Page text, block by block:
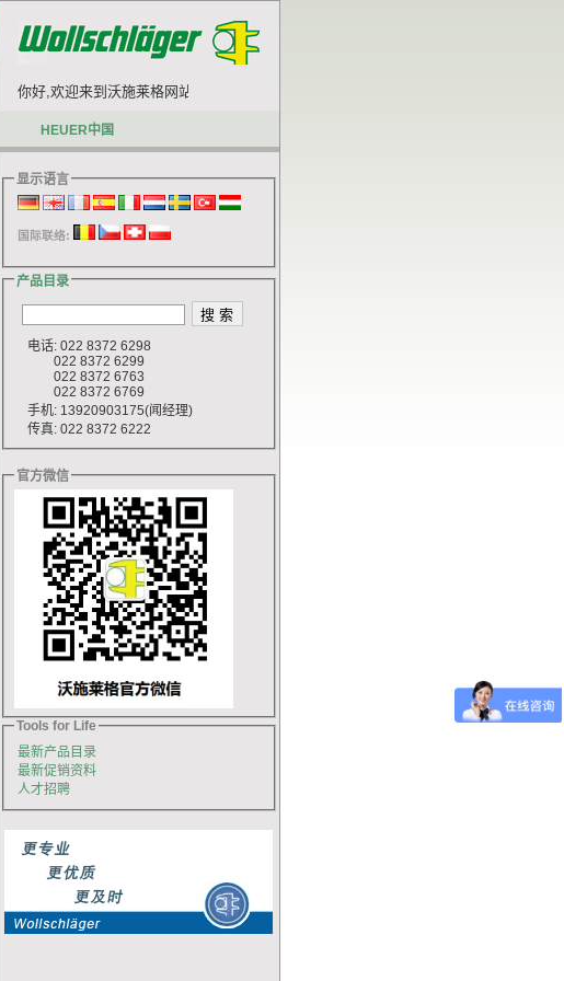
你好,欢迎来到沃施莱格网站.
HEUER中国
显示语言
国际联络:
产品目录
电话: 022 8372 6298
022 8372 6299
022 8372 6763
022 8372 6769
手机: 13920903175(闻经理)
传真: 022 8372 6222
官方微信
Tools for Life
最新产品目录
最新促销资料
人才招聘